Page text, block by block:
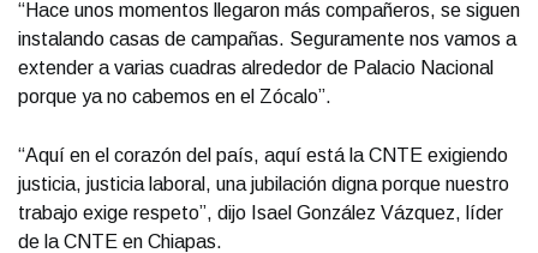
“Hace unos momentos llegaron más compañeros, se siguen
instalando casas de campañas. Seguramente nos vamos a
extender a varias cuadras alrededor de Palacio Nacional
porque ya no cabemos en el Zócalo”.
“Aquí en el corazón del país, aquí está la CNTE exigiendo
justicia, justicia laboral, una jubilación digna porque nuestro
trabajo exige respeto”, dijo Isael González Vázquez, líder
de la CNTE en Chiapas.